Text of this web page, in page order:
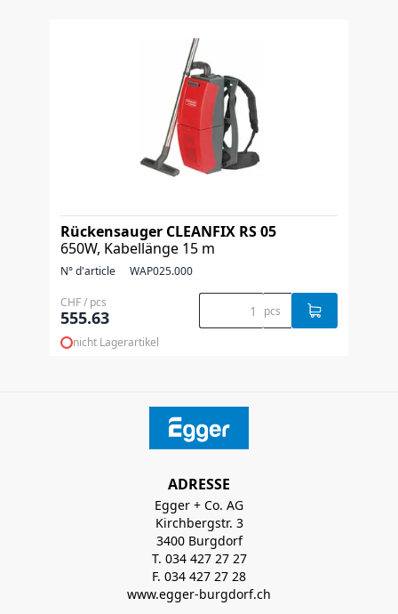
Rückensauger CLEANFIX RS 05
650W, Kabellänge 15 m
N° d'article WAP025.000
CHF / pcs
555.63 pcs
nicht Lagerartikel
ADRESSE
Egger + Co. AG
Kirchbergstr. 3
3400 Burgdorf
T. 034 427 27 27
F. 034 427 27 28
www.egger-burgdorf.ch